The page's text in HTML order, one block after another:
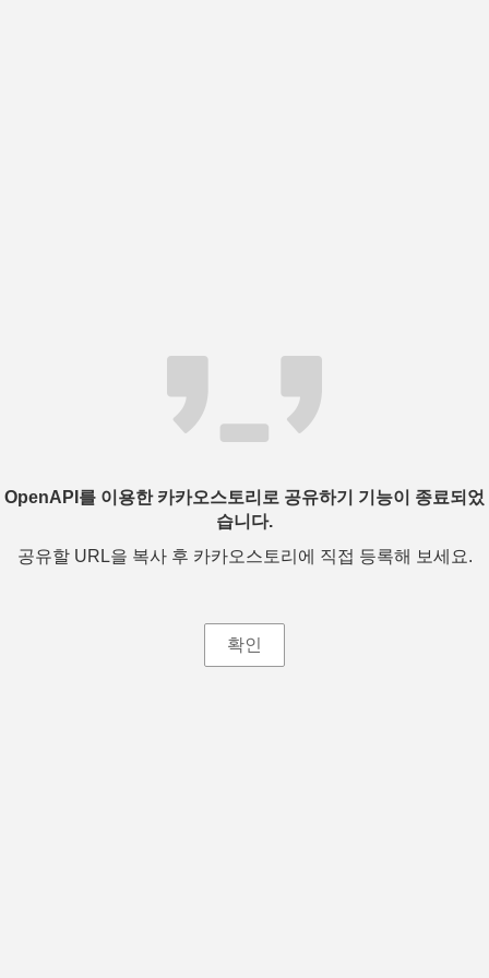
OpenAPI를 이용한 카카오스토리로 공유하기 기능이 종료되었
습니다.
공유할 URL을 복사 후 카카오스토리에 직접 등록해 보세요.
확인